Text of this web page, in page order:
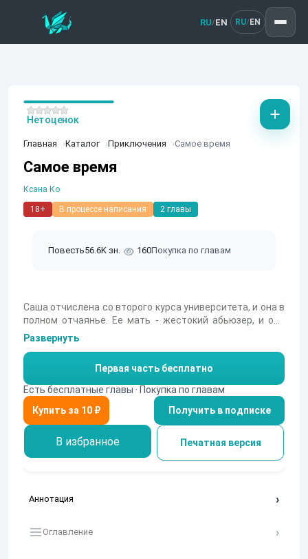
RU/EN RU/ EN
Главная Каталог Приключения Самое время
Самое время
Ксана Ко
18+ В процессе написания 2 главы
Повесть56.6K зн. 160Покупка по главам
Нет оценок
Саша отчислена со второго курса университета, и она в
полном отчаянье. Ее мать - жестокий абьюзер, и она
превратит жизнь дочери в ментальный ад, если узнает
об отчислении. Выход один - лгать и вести двойную
жизнь. Но что, если именно теперь - самое время
пересмотреть свои жизненные ориентиры и отделить
их от материнских? Двери университета захлопнулись
перед Сашиным носом, но открылись другие - в новую,
настоящую жизнь, полную приключений, осознаний и
кардинальных перемен.
Развернуть
Первая часть бесплатно
Есть бесплатные главы · Покупка по главам
Получить в подписке
В избранное Печатная версия
Аннотация
Оглавление